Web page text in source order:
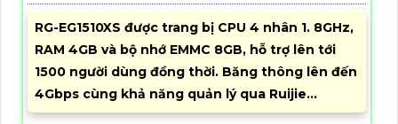
RG-EG1510XS được trang bị CPU 4 nhân 1. 8GHz,
RAM 4GB và bộ nhớ EMMC 8GB, hỗ trợ lên tới
1500 người dùng đồng thời. Băng thông lên đến
4Gbps cùng khả năng quản lý qua Ruijie...